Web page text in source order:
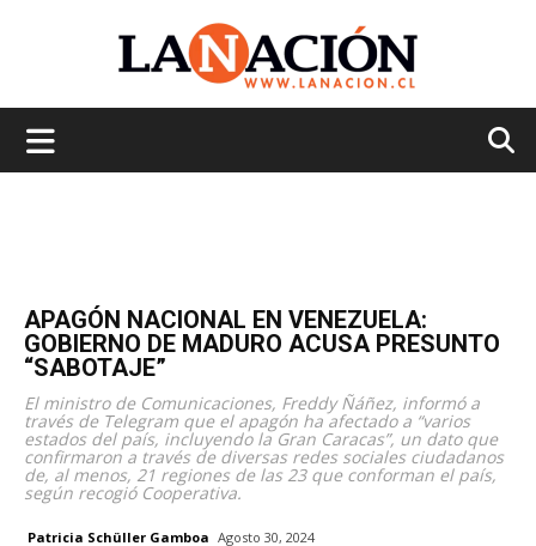
APAGÓN NACIONAL EN VENEZUELA:
GOBIERNO DE MADURO ACUSA PRESUNTO
“SABOTAJE”
El ministro de Comunicaciones, Freddy Ñáñez, informó a
través de Telegram que el apagón ha afectado a “varios
estados del país, incluyendo la Gran Caracas”, un dato que
confirmaron a través de diversas redes sociales ciudadanos
de, al menos, 21 regiones de las 23 que conforman el país,
según recogió Cooperativa.
Patricia Schüller Gamboa Agosto 30, 2024